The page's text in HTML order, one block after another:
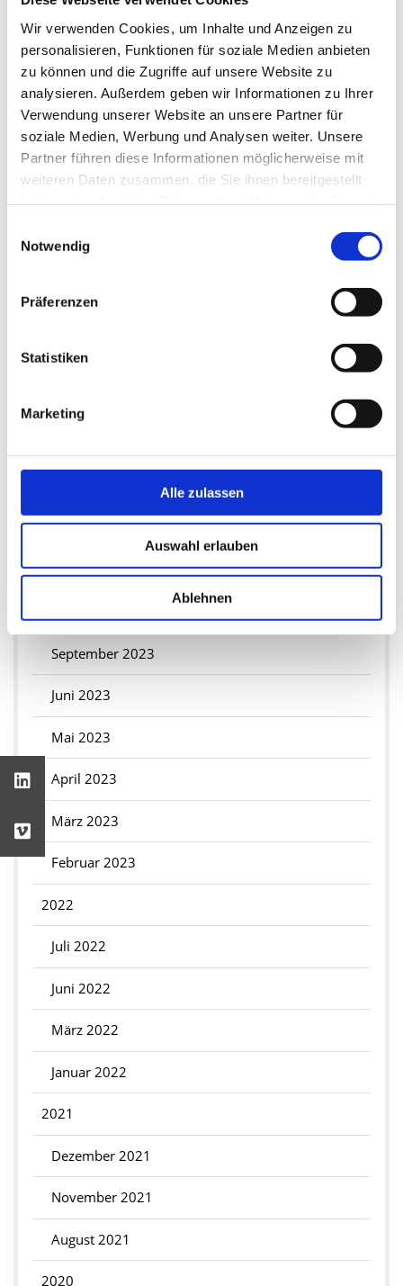
Wir verwenden Cookies, um Inhalte und Anzeigen zu
personalisieren, Funktionen für soziale Medien anbieten
zu können und die Zugriffe auf unsere Website zu
analysieren. Außerdem geben wir Informationen zu Ihrer
Verwendung unserer Website an unsere Partner für
soziale Medien, Werbung und Analysen weiter. Unsere
Partner führen diese Informationen möglicherweise mit
weiteren Daten zusammen, die Sie ihnen bereitgestellt
Notwendig
Präferenzen
Statistiken
Marketing
Alle zulassen
Auswahl erlauben
Ablehnen
Mai 2025
April 2025
Januar 2025
2024
Mai 2024
2023
Dezember 2023
September 2023
Juni 2023
Mai 2023
April 2023
März 2023
Februar 2023
2022
Juli 2022
Juni 2022
März 2022
Januar 2022
2021
Dezember 2021
November 2021
August 2021
2020